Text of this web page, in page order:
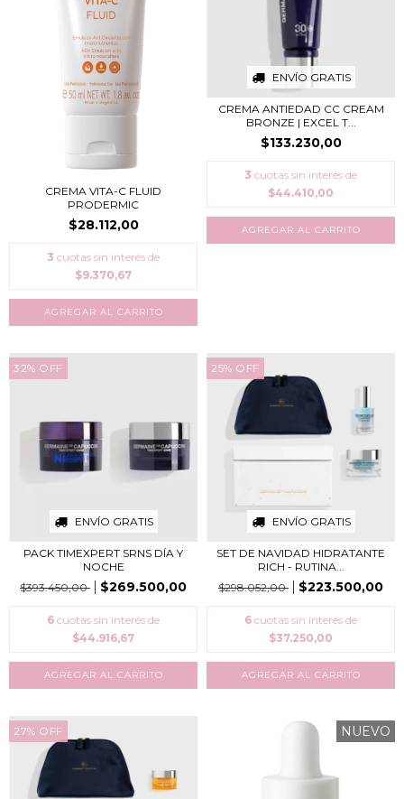
CREMA VITA-C FLUID
PRODERMIC
$28.112,00
3 cuotas sin interés de
$9.370,67
ENVÍO GRATIS
CREMA ANTIEDAD CC CREAM
BRONZE | EXCEL T...
$133.230,00
3 cuotas sin interés de
$44.410,00
32% OFF
ENVÍO GRATIS
PACK TIMEXPERT SRNS DÍA Y
NOCHE
$393.450,00
$269.500,00
6 cuotas sin interés de
$44.916,67
25% OFF
ENVÍO GRATIS
SET DE NAVIDAD HIDRATANTE
RICH - RUTINA...
$298.052,00
$223.500,00
6 cuotas sin interés de
$37.250,00
27% OFF NUEVO